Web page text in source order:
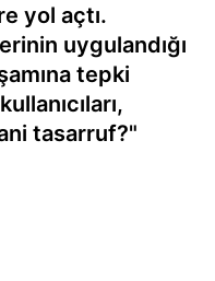
yol açtı.
uygulandığı
tepki
tasarruf?"